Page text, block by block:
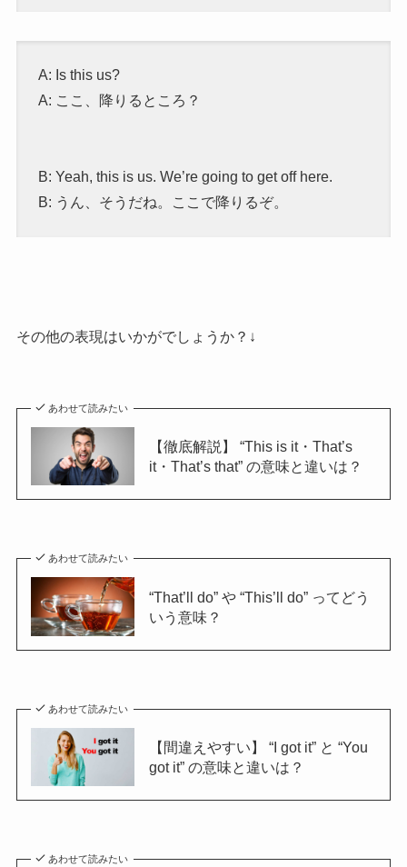
A: Is this us?
A: ここ、降りるところ？
B: Yeah, this is us. We’re going to get off here.
B: うん、そうだね。ここで降りるぞ。
その他の表現はいかがでしょうか？↓
あわせて読みたい
【徹底解説】 “This is it・That’s
it・That’s that” の意味と違いは？
あわせて読みたい
“That’ll do” や “This’ll do” ってどう
いう意味？
あわせて読みたい
【間違えやすい】 “I got it” と “You
got it” の意味と違いは？
あわせて読みたい